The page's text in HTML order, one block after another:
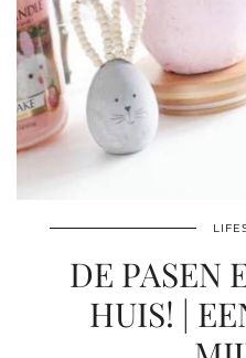
DE PASEN
HUIS! |